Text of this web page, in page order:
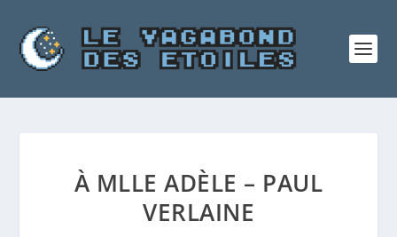
À MLLE ADÈLE – PAUL
VERLAINE